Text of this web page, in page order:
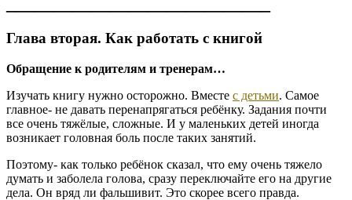
Глава вторая. Как работать с книгой
Обращение к родителям и тренерам…
Изучать книгу нужно осторожно. Вместе с детьми. Самое
главное- не давать перенапрягаться ребёнку. Задания почти
все очень тяжёлые, сложные. И у маленьких детей иногда
возникает головная боль после таких занятий.
Поэтому- как только ребёнок сказал, что ему очень тяжело
думать и заболела голова, сразу переключайте его на другие
дела. Он вряд ли фальшивит. Это скорее всего правда.